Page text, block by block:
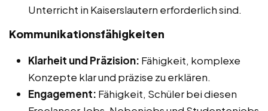
Unterricht in Kaiserslautern erforderlich sind.
Kommunikationsfähigkeiten
Klarheit und Präzision: Fähigkeit, komplexe
Konzepte klar und präzise zu erklären.
Engagement: Fähigkeit, Schüler bei diesen